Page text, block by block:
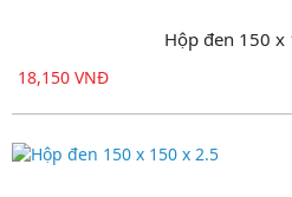
Hộp đen 150 x
18,150 VNĐ